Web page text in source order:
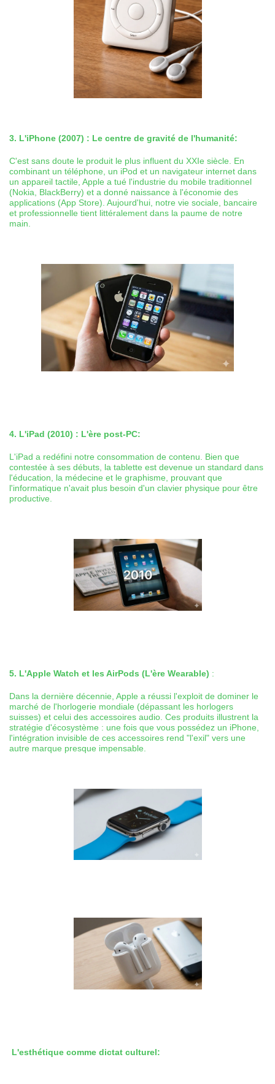
3. L'iPhone (2007) : Le centre de gravité de l'humanité:
C'est sans doute le produit le plus influent du XXIe siècle. En
combinant un téléphone, un iPod et un navigateur internet dans
un appareil tactile, Apple a tué l'industrie du mobile traditionnel
(Nokia, BlackBerry) et a donné naissance à l'économie des
applications (App Store). Aujourd'hui, notre vie sociale, bancaire
et professionnelle tient littéralement dans la paume de notre
main.
4. L'iPad (2010) : L'ère post-PC:
L'iPad a redéfini notre consommation de contenu. Bien que
contestée à ses débuts, la tablette est devenue un standard dans
l'éducation, la médecine et le graphisme, prouvant que
l'informatique n'avait plus besoin d'un clavier physique pour être
productive.
5. L'Apple Watch et les AirPods (L'ère Wearable) :
Dans la dernière décennie, Apple a réussi l'exploit de dominer le
marché de l'horlogerie mondiale (dépassant les horlogers
suisses) et celui des accessoires audio. Ces produits illustrent la
stratégie d'écosystème : une fois que vous possédez un iPhone,
l'intégration invisible de ces accessoires rend "l'exil" vers une
autre marque presque impensable.
L'esthétique comme dictat culturel: